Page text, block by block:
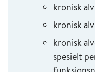
kronisk
kronisk
kronisk
spesielt